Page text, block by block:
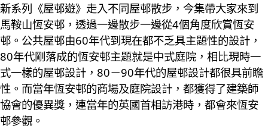
新系列《屋邨遊》走入不同屋邨散步，今集帶大家來到
馬鞍山恆安邨，透過一邊散步一邊從4個角度欣賞恆安
邨。公共屋邨由60年代到現在都不乏具主題性的設計，
80年代剛落成的恆安邨主題就是中式庭院，相比現時一
式一樣的屋邨設計，80－90年代的屋邨設計都很具前瞻
性。而當年恆安邨的商場及庭院設計，都獲得了建築師
協會的優異獎，連當年的英國首相訪港時，都會來恆安
邨參觀。